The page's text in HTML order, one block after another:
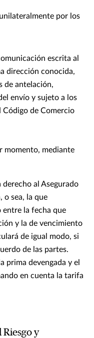
por los
escrita al
dirección conocida,
de antelación,
envío y sujeto a los
de Comercio
momento, mediante
derecho al Asegurado
o sea, la que
entre la fecha que
y la de vencimiento
de igual modo, si
de las partes.
prima devengada y el
en cuenta la tarifa
y